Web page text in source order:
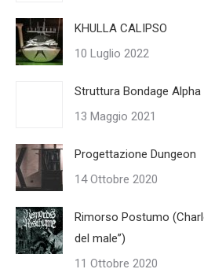
KHULLA CALIPSO
10 Luglio 2022
Struttura Bondage Alpha
13 Maggio 2021
Progettazione Dungeon
14 Ottobre 2020
Rimorso Postumo
del male”)
11 Ottobre 2020